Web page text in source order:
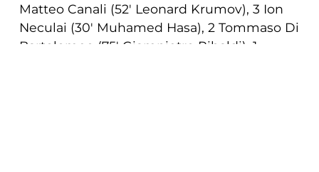
Matteo Canali (52′ Leonard Krumov), 3 Ion
Neculai (30′ Muhamed Hasa), 2 Tommaso Di
Bartolomeo (75' Giampietro Ribaldi), 1